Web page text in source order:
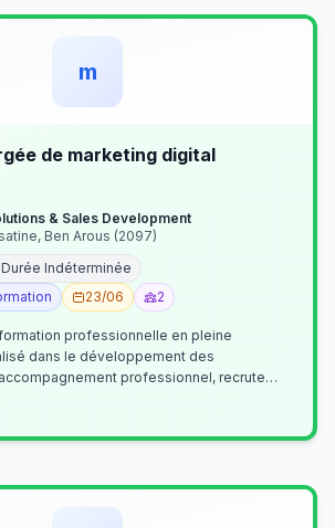
m
de marketing digital
& Sales Development
Ben Arous (2097)
Indéterminée
23/06 2
professionnelle en pleine
dans le développement des
professionnel, recrute